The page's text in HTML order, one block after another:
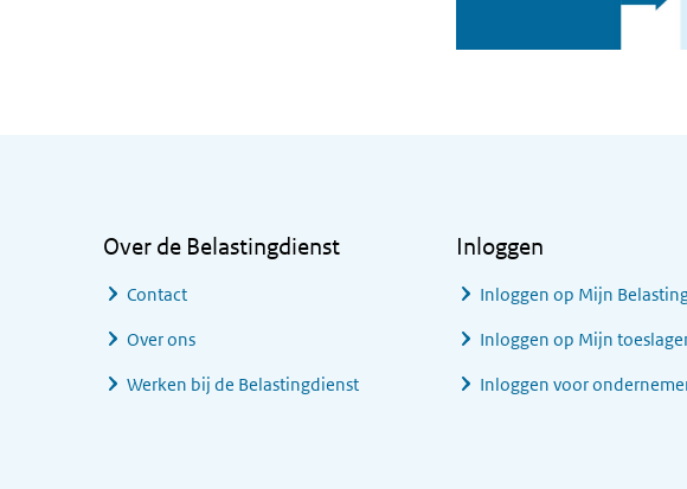
Over de Belastingdienst
Contact
Over ons
Werken bij de Belastingdienst
Inloggen
Inloggen op Mijn
Inloggen op Mijn
Inloggen voor